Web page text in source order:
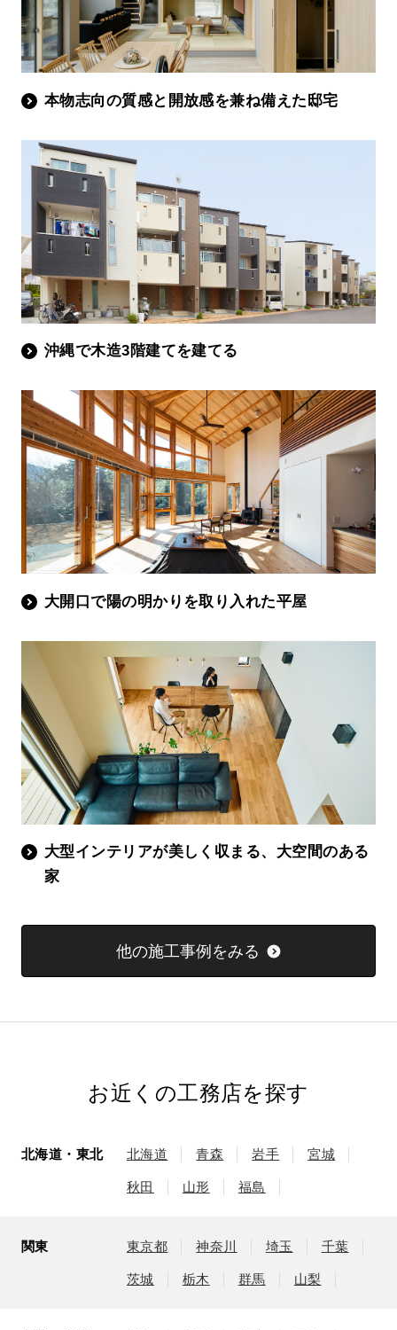
本物志向の質感と開放感を兼ね備えた邸宅
沖縄で木造3階建てを建てる
大開口で陽の明かりを取り入れた平屋
大型インテリアが美しく収まる、大空間のある
家
他の施工事例をみる
お近くの工務店を探す
北海道・東北 北海道 青森 岩手 宮城
秋田 山形 福島
関東 東京都 神奈川 埼玉 千葉
茨城 栃木 群馬 山梨